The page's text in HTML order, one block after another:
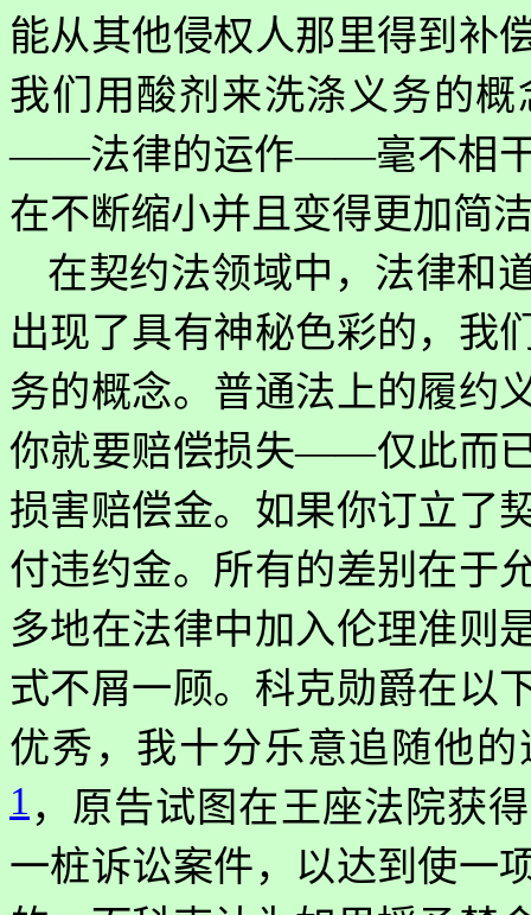
能从其他侵权人那里得到补
我们用酸剂来洗涤义务的
——法律的运作——毫不相干
在不断缩小并且变得更加简
在契约法领域中，法律和
出现了具有神秘色彩的，我
务的概念。普通法上的履约
你就要赔偿损失——仅此而
损害赔偿金。如果你订立了
付违约金。所有的差别在于
多地在法律中加入伦理准则
式不屑一顾。科克勋爵在以
优秀，我十分乐意追随他的
1 ，原告试图在王座法院获
一桩诉讼案件，以达到使一